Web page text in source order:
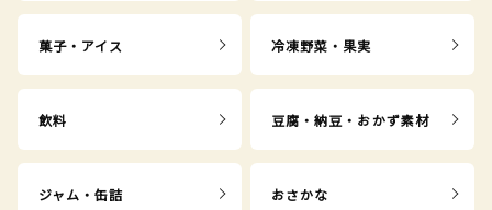
菓子・アイス 冷凍野菜・果実
飲料 豆腐・納豆・おかず素材
ジャム・缶詰 おさかな